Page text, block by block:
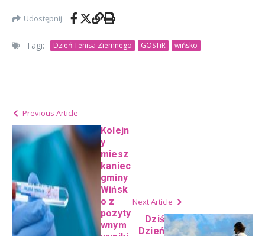
Udostępnij
Tagi: Dzień Tenisa Ziemnego GOSTiR wińsko
Previous Article
Kolejn
y
miesz
kaniec
gminy
Wińsk
o z
pozyty
wnym
Next Article
Dziś
Dzień